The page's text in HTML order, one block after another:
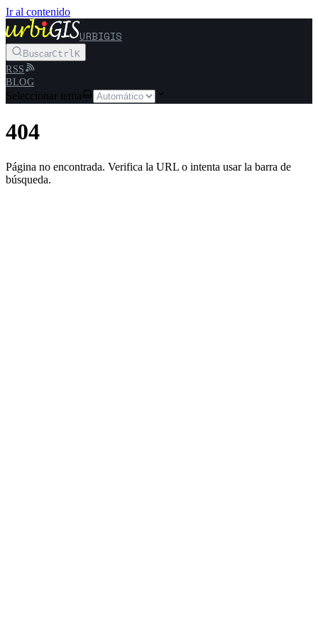
Ir al contenido
URBIGIS
BuscarCtrlK
RSS
BLOG
Seleccionar tema
404
Página no encontrada. Verifica la URL o intenta usar la barra de
búsqueda.